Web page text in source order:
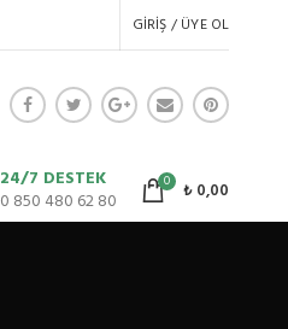
GIRIŞ / ÜYE OL
24/7 DESTEK
0 850 480 62 80
0 ₺0,00